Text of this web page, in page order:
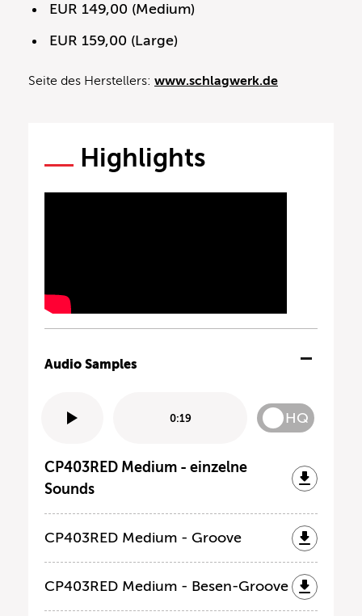
EUR 149,00 (Medium)
EUR 159,00 (Large)
Seite des Herstellers: www.schlagwerk.de
Highlights
Audio Samples
0:19 HQ
CP403RED Medium - einzelne
Sounds
CP403RED Medium - Groove
CP403RED Medium - Besen-Groove